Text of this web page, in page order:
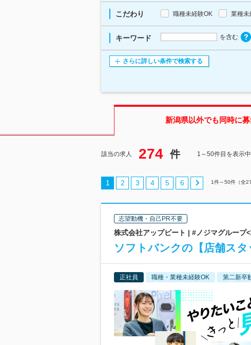
こだわり 職種未経験OK 業種未
キーワード を含む
さらに詳しい条件で検索する
新潟県以外でも同時に
該当の求人 274 件 1～50件目を表示中
1 2 3 4 5 6 1件～50件（全
志望動機・自己PR不要
株式会社アップビート | #ノジマグループ
ソフトバンクの【店舗ス
正社員 職種・業種未経験OK 第二新卒